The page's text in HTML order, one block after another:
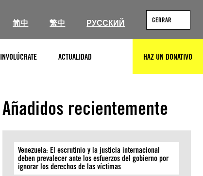
简中 繁中 РУССКИЙ CERRAR
INVOLÚCRATE ACTUALIDAD HAZ UN DONATIVO
Añadidos recientemente
Venezuela: El escrutinio y la justicia internacional
deben prevalecer ante los esfuerzos del gobierno por
ignorar los derechos de las víctimas